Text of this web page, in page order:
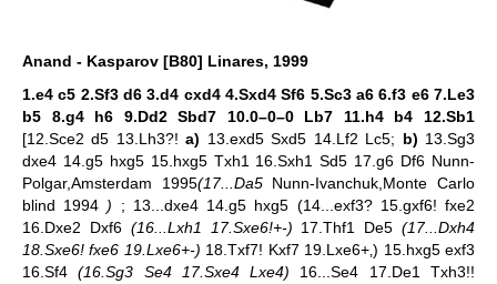
Anand - Kasparov [B80] Linares, 1999
1.e4 c5 2.Sf3 d6 3.d4 cxd4 4.Sxd4 Sf6 5.Sc3 a6 6.f3 e6 7.Le3
b5 8.g4 h6 9.Dd2 Sbd7 10.0–0–0 Lb7 11.h4 b4 12.Sb1
[12.Sce2 d5 13.Lh3?!a) 13.exd5 Sxd5 14.Lf2 Lc5; b) 13.Sg3
dxe4 14.g5 hxg5 15.hxg5 Txh1 16.Sxh1 Sd5 17.g6 Df6 Nunn-
Polgar,Amsterdam 1995(17...Da5 Nunn-Ivanchuk,Monte Carlo
blind 1994 ) ; 13...dxe4 14.g5 hxg5 (14...exf3? 15.gxf6! fxe2
16.Dxe2 Dxf6 (16...Lxh1 17.Sxe6!+-) 17.Thf1 De5(17...Dxh4
18.Sxe6! fxe6 19.Lxe6+-) 18.Txf7! Kxf7 19.Lxe6+‚) 15.hxg5 exf3
16.Sf4(16.Sg3 Se4 17.Sxe4 Lxe4) 16...Se4 17.De1 Txh3!!